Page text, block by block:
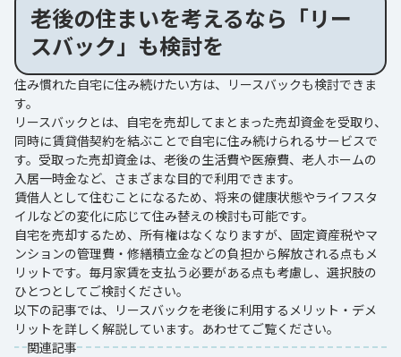
老後の住まいを考えるなら「リー
スバック」も検討を
住み慣れた自宅に住み続けたい方は、リースバックも検討できま
す。
リースバックとは、自宅を売却してまとまった売却資金を受取り、
同時に賃貸借契約を結ぶことで自宅に住み続けられるサービスで
す。受取った売却資金は、老後の生活費や医療費、老人ホームの
入居一時金など、さまざまな目的で利用できます。
賃借人として住むことになるため、将来の健康状態やライフスタ
イルなどの変化に応じて住み替えの検討も可能です。
自宅を売却するため、所有権はなくなりますが、固定資産税やマ
ンションの管理費・修繕積立金などの負担から解放される点もメ
リットです。毎月家賃を支払う必要がある点も考慮し、選択肢の
ひとつとしてご検討ください。
以下の記事では、リースバックを老後に利用するメリット・デメ
リットを詳しく解説しています。あわせてご覧ください。
関連記事